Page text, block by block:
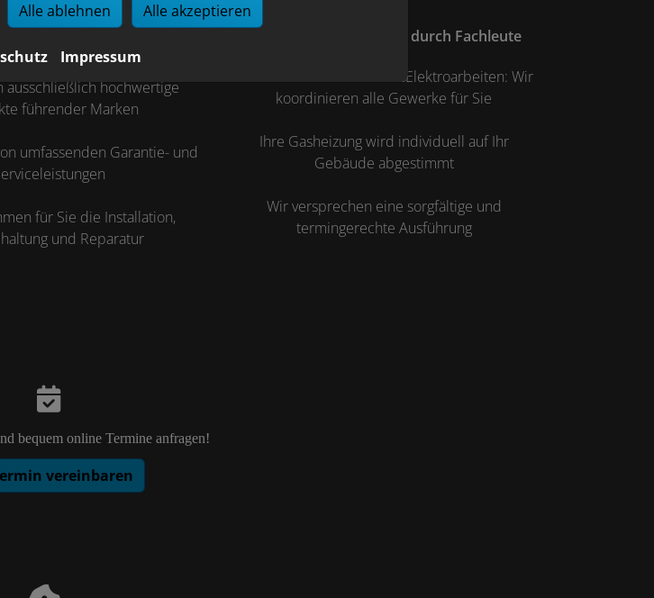
und fachgerechte
Ausführung
ausschließlich hochwertige
führender Marken
umfassenden Garantie- und
für Sie die Installation,
und Reparatur
Installation und Service durch Fachleute
Von Feuerstättenschau bis Elektroarbeiten: Wir
koordinieren alle Gewerke für Sie
Ihre Gasheizung wird individuell auf Ihr
Gebäude abgestimmt
Wir versprechen eine sorgfältige und
termingerechte Ausführung
bequem online Termine anfragen!
vereinbaren
Alle ablehnen Alle akzeptieren
Impressum